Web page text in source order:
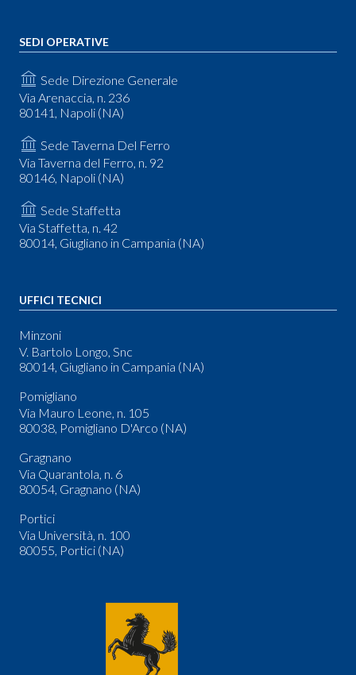
SEDI OPERATIVE
Sede Direzione Generale
Via Arenaccia, n. 236
80141, Napoli (NA)
Sede Taverna Del Ferro
Via Taverna del Ferro, n. 92
80146, Napoli (NA)
Sede Staffetta
Via Staffetta, n. 42
80014, Giugliano in Campania (NA)
UFFICI TECNICI
Minzoni
V. Bartolo Longo, Snc
80014, Giugliano in Campania (NA)
Pomigliano
Via Mauro Leone, n. 105
80038, Pomigliano D'Arco (NA)
Gragnano
Via Quarantola, n. 6
80054, Gragnano (NA)
Portici
Via Università, n. 100
80055, Portici (NA)